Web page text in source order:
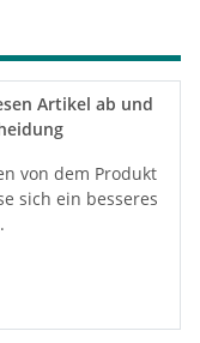
Brennwert-
Der MatriX-
Heizfläche aus
die Garanten
hohen
besitzt in allen
Plus.
Die integrierte,
zu 70 %.
Artikel ab und
von dem Produkt
sich ein besseres